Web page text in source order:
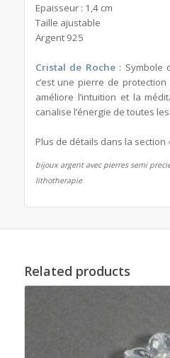
Epaisseur : 1,4 cm
Taille ajustable
Argent 925
Cristal de Roche : Symbole
c’est une pierre de
améliore l’intuition et la
canalise l’énergie de toutes
Plus de détails dans la section
bijoux argent avec pierres semi
lithotherapie
Related products